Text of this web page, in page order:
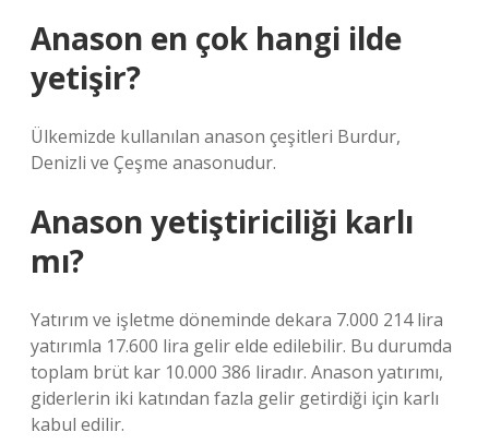
Anason en çok hangi ilde
yetişir?
Ülkemizde kullanılan anason çeşitleri Burdur,
Denizli ve Çeşme anasonudur.
Anason yetiştiriciliği karlı
mı?
Yatırım ve işletme döneminde dekara 7.000 214 lira
yatırımla 17.600 lira gelir elde edilebilir. Bu durumda
toplam brüt kar 10.000 386 liradır. Anason yatırımı,
giderlerin iki katından fazla gelir getirdiği için karlı
kabul edilir.